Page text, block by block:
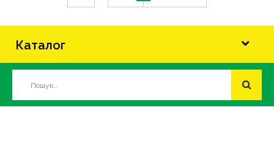
Каталог